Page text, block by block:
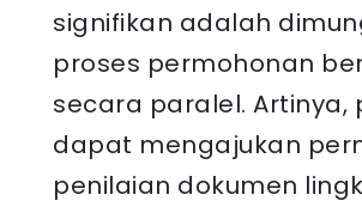
signifikan adalah
proses permohonan
secara paralel. Artinya,
dapat mengajukan
penilaian dokumen